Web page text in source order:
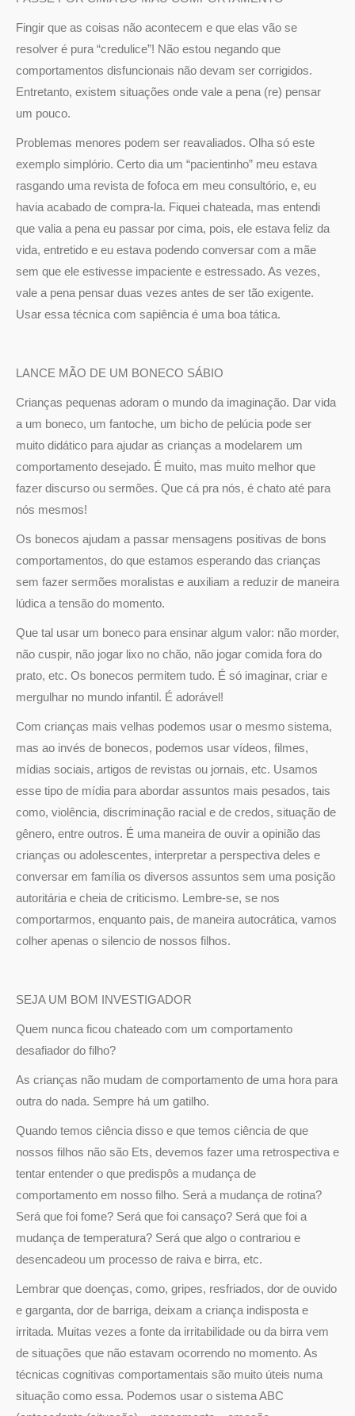
Fingir que as coisas não acontecem e que elas vão se
resolver é pura “credulice”! Não estou negando que
comportamentos disfuncionais não devam ser corrigidos.
Entretanto, existem situações onde vale a pena (re) pensar
um pouco.
Problemas menores podem ser reavaliados. Olha só este
exemplo simplório. Certo dia um “pacientinho” meu estava
rasgando uma revista de fofoca em meu consultório, e, eu
havia acabado de compra-la. Fiquei chateada, mas entendi
que valia a pena eu passar por cima, pois, ele estava feliz da
vida, entretido e eu estava podendo conversar com a mãe
sem que ele estivesse impaciente e estressado. As vezes,
vale a pena pensar duas vezes antes de ser tão exigente.
Usar essa técnica com sapiência é uma boa tática.
LANCE MÃO DE UM BONECO SÁBIO
Crianças pequenas adoram o mundo da imaginação. Dar vida
a um boneco, um fantoche, um bicho de pelúcia pode ser
muito didático para ajudar as crianças a modelarem um
comportamento desejado. É muito, mas muito melhor que
fazer discurso ou sermões. Que cá pra nós, é chato até para
nós mesmos!
Os bonecos ajudam a passar mensagens positivas de bons
comportamentos, do que estamos esperando das crianças
sem fazer sermões moralistas e auxiliam a reduzir de maneira
lúdica a tensão do momento.
Que tal usar um boneco para ensinar algum valor: não morder,
não cuspir, não jogar lixo no chão, não jogar comida fora do
prato, etc. Os bonecos permitem tudo. É só imaginar, criar e
mergulhar no mundo infantil. É adorável!
Com crianças mais velhas podemos usar o mesmo sistema,
mas ao invés de bonecos, podemos usar vídeos, filmes,
mídias sociais, artigos de revistas ou jornais, etc. Usamos
esse tipo de mídia para abordar assuntos mais pesados, tais
como, violência, discriminação racial e de credos, situação de
gênero, entre outros. É uma maneira de ouvir a opinião das
crianças ou adolescentes, interpretar a perspectiva deles e
conversar em família os diversos assuntos sem uma posição
autoritária e cheia de criticismo. Lembre-se, se nos
comportarmos, enquanto pais, de maneira autocrática, vamos
colher apenas o silencio de nossos filhos.
SEJA UM BOM INVESTIGADOR
Quem nunca ficou chateado com um comportamento
desafiador do filho?
As crianças não mudam de comportamento de uma hora para
outra do nada. Sempre há um gatilho.
Quando temos ciência disso e que temos ciência de que
nossos filhos não são Ets, devemos fazer uma retrospectiva e
tentar entender o que predispôs a mudança de
comportamento em nosso filho. Será a mudança de rotina?
Será que foi fome? Será que foi cansaço? Será que foi a
mudança de temperatura? Será que algo o contrariou e
desencadeou um processo de raiva e birra, etc.
Lembrar que doenças, como, gripes, resfriados, dor de ouvido
e garganta, dor de barriga, deixam a criança indisposta e
irritada. Muitas vezes a fonte da irritabilidade ou da birra vem
de situações que não estavam ocorrendo no momento. As
técnicas cognitivas comportamentais são muito úteis numa
situação como essa. Podemos usar o sistema ABC